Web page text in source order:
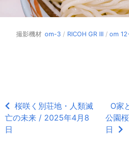
撮影機材 om-3 / RICOH GR III / om
桜咲く別荘地・人類滅
亡の未来 / 2025年4月8
日
O家
公園
日